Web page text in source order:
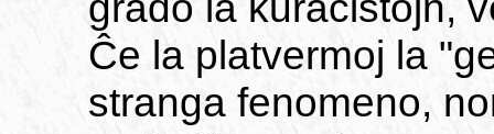
Ĉe la platvermoj la
stranga fenomeno,